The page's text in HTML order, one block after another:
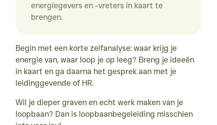
energiegevers en -vreters in kaart te
brengen.
Begin met een korte zelfanalyse: waar krijg je
energie van, waar loop je op leeg? Breng je ideeën
in kaart en ga daarna het gesprek aan met je
leidinggevende of HR.
Wil je dieper graven en echt werk maken van je
loopbaan? Dan is loopbaanbegeleiding misschien